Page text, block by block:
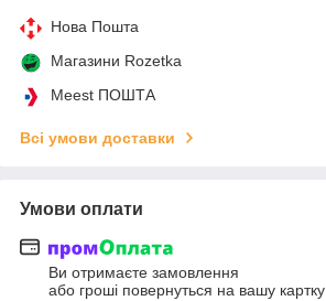
Нова Пошта
Магазини Rozetka
Meest ПОШТА
Всі умови доставки
Умови оплати
Ви отримаєте замовлення
або гроші повернуться на вашу картку